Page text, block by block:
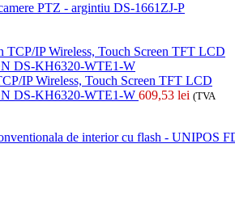
PTZ - argintiu DS-1661ZJ-P
IP Wireless, Touch Screen TFT LCD
DS-KH6320-WTE1-W 609,53 lei (TVA